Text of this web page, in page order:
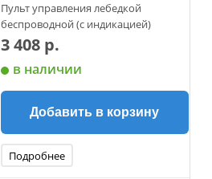
Пульт управления лебедкой
беспроводной (с индикацией)
3 408 р.
в наличии
Добавить в корзину
Подробнее